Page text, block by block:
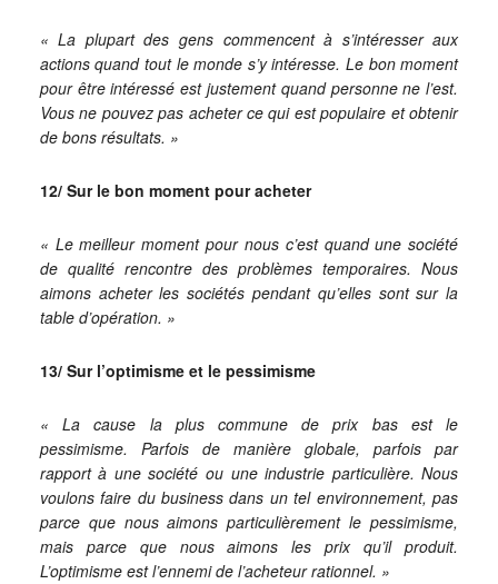
« La plupart des gens commencent à s’intéresser aux
actions quand tout le monde s’y intéresse. Le bon moment
pour être intéressé est justement quand personne ne l’est.
Vous ne pouvez pas acheter ce qui est populaire et obtenir
de bons résultats. »
12/ Sur le bon moment pour acheter
« Le meilleur moment pour nous c’est quand une société
de qualité rencontre des problèmes temporaires. Nous
aimons acheter les sociétés pendant qu’elles sont sur la
table d’opération. »
13/ Sur l’optimisme et le pessimisme
« La cause la plus commune de prix bas est le
pessimisme. Parfois de manière globale, parfois par
rapport à une société ou une industrie particulière. Nous
voulons faire du business dans un tel environnement, pas
parce que nous aimons particulièrement le pessimisme,
mais parce que nous aimons les prix qu’il produit.
L’optimisme est l’ennemi de l’acheteur rationnel. »